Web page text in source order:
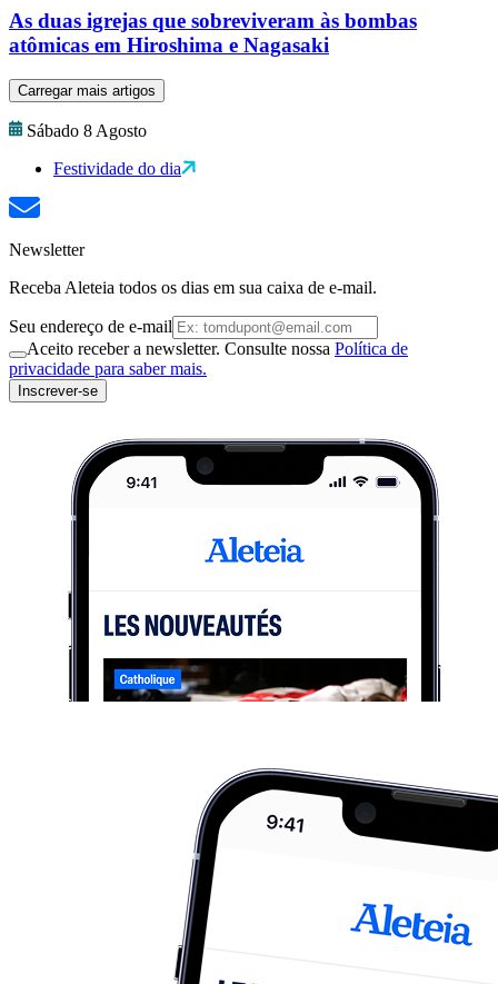
As duas igrejas que sobreviveram às bombas
atômicas em Hiroshima e Nagasaki
Carregar mais artigos
Sábado 8 Agosto
Festividade do dia
Newsletter
Receba Aleteia todos os dias em sua caixa de e-mail.
Seu endereço de e-mail
Aceito receber a newsletter. Consulte nossa Política de
privacidade para saber mais.
Inscrever-se